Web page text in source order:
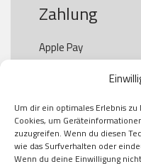
Um dir ein optimales Erlebnis
Cookies, um
zuzugreifen. Wenn du diesen
wie das Surfverhalten oder
Wenn du deine Einwilligung
Zahlung
Apple Pay
Paypal
Kauf auf Rechung
Klarna
American Express